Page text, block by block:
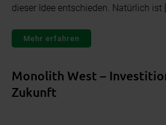
dieser Idee entschieden. Natürlich ist
Mehr erfahren
Monolith West –
Zukunft